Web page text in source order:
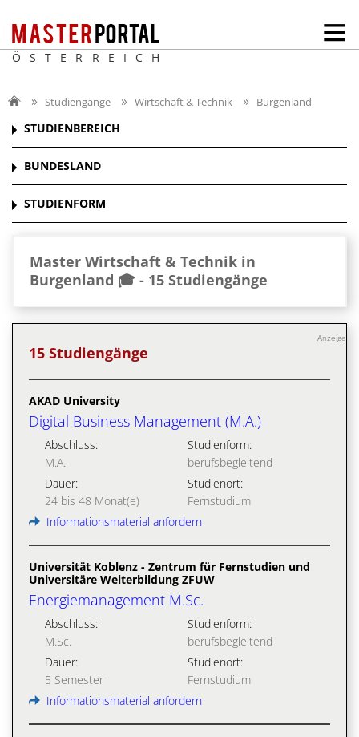
ÖSTERREICH
Studiengänge Wirtschaft & Technik Burgenland
STUDIENBEREICH
BUNDESLAND
STUDIENFORM
Master Wirtschaft & Technik in
Burgenland 🎓 - 15 Studiengänge
Anzeige
15 Studiengänge
AKAD University
Digital Business Management (M.A.)
Abschluss:
M.A.
Studienform:
berufsbegleitend
Dauer:
24 bis 48 Monat(e)
Studienort:
Fernstudium
Informationsmaterial anfordern
Universität Koblenz - Zentrum für Fernstudien und
Universitäre Weiterbildung ZFUW
Energiemanagement M.Sc.
Abschluss:
M.Sc.
Studienform:
berufsbegleitend
Dauer:
5 Semester
Studienort:
Fernstudium
Informationsmaterial anfordern